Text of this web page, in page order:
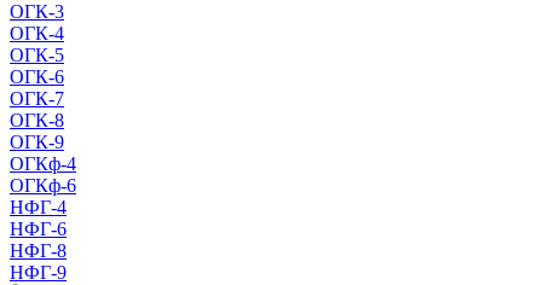
ОГК-3
ОГК-4
ОГК-5
ОГК-6
ОГК-7
ОГК-8
ОГК-9
ОГКф-4
ОГКф-6
НФГ-4
НФГ-6
НФГ-8
НФГ-9